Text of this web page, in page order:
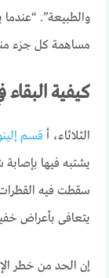
والطبيعة”.
مساهمة كل جزء
كيفية
الثلاثاء، أ قسم
يشتبه فيها
سقطت فيه
يتعافى بأعراض
إن الحد من خطر